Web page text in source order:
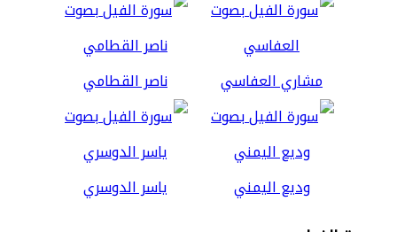
مشاري العفاسي ناصر القطامي
وديع اليمني ياسر الدوسري